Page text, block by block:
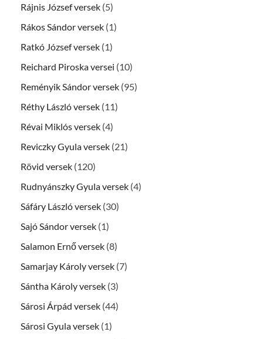
Rájnis József versek (5)
Rákos Sándor versek (1)
Ratkó József versek (1)
Reichard Piroska versei (10)
Reményik Sándor versek (95)
Réthy László versek (11)
Révai Miklós versek (4)
Reviczky Gyula versek (21)
Rövid versek (120)
Rudnyánszky Gyula versek (4)
Sáfáry László versek (30)
Sajó Sándor versek (1)
Salamon Ernő versek (8)
Samarjay Károly versek (7)
Sántha Károly versek (3)
Sárosi Árpád versek (44)
Sárosi Gyula versek (1)